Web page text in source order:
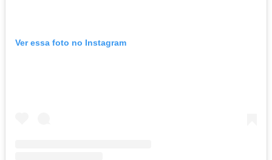
Ver essa foto no Instagram